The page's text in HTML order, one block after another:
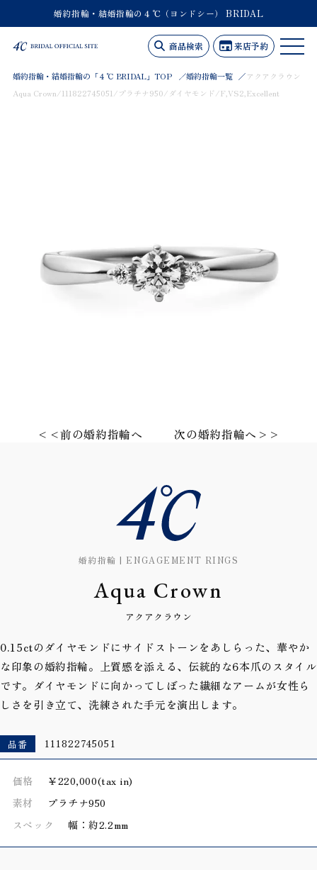
婚約指輪・結婚指輪の４℃（ヨンドシー） BRIDAL
商品検索 来店予約
婚約指輪・結婚指輪の「４℃ BRIDAL」TOP 婚約指輪一覧
アクアクラウン
Aqua Crown/111822745051/プラチナ950/ダイヤモンド/F,VS2,Excellent
<<前の婚約指輪へ 次の婚約指輪へ>>
婚約指輪 | ENGAGEMENT RINGS
Aqua Crown
アクアクラウン
0.15ctのダイヤモンドにサイドストーンをあしらった、華やか
な印象の婚約指輪。上質感を添える、伝統的な6本爪のスタイル
です。ダイヤモンドに向かってしぼった繊細なアームが女性ら
しさを引き立て、洗練された手元を演出します。
品番 111822745051
価格
￥220,000(tax in)
素材
プラチナ950
スペック
幅：約2.2mm